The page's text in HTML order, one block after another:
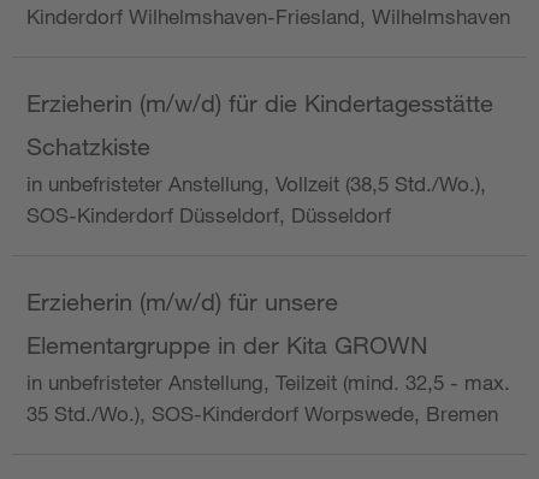
Kinderdorf Wilhelmshaven-Friesland, Wilhelmshaven
Erzieherin (m/w/d) für die Kindertagesstätte
Schatzkiste
in unbefristeter Anstellung, Vollzeit (38,5 Std./Wo.),
SOS-Kinderdorf Düsseldorf, Düsseldorf
Erzieherin (m/w/d) für unsere
Elementargruppe in der Kita GROWN
in unbefristeter Anstellung, Teilzeit (mind. 32,5 - max.
35 Std./Wo.), SOS-Kinderdorf Worpswede, Bremen